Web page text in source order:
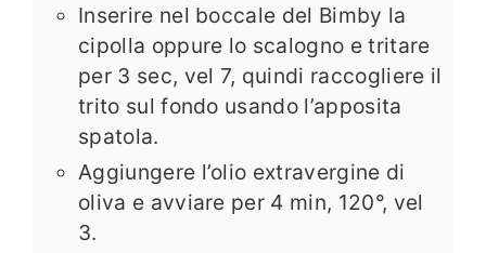
Inserire nel boccale del Bimby la
cipolla oppure lo scalogno e tritare
per 3 sec, vel 7, quindi raccogliere il
trito sul fondo usando l’apposita
spatola.
Aggiungere l’olio extravergine di
oliva e avviare per 4 min, 120°, vel
3.